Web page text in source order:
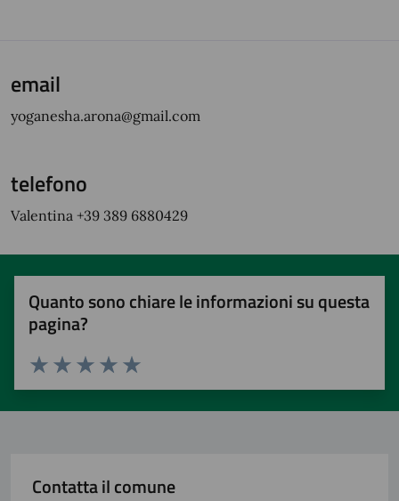
email
yoganesha.arona@gmail.com
telefono
Valentina +39 389 6880429
Quanto sono chiare le informazioni su questa
pagina?
Valuta 5 stelle su 5
Valuta 4 stelle su 5
Valuta 3 stelle su 5
Valuta 2 stelle su 5
Valuta 1 stelle su 5
Contatta il comune